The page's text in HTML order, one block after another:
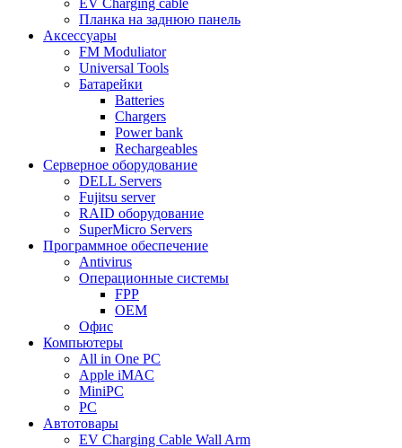
EV Charging cable
Планка на заднюю панель
Аксессуары
FM Moduliator
Universal Tools
Батарейки
Batteries
Chargers
Power bank
Rechargeables
Серверное оборудование
DELL Servers
Fujitsu server
RAID оборудование
SuperMicro Servers
Программное обеспечение
Antivirus
Операционные системы
FPP
OEM
Офис
Компьютеры
All in One PC
Apple iMAC
MiniPC
PC
Автотовары
EV Charging Cable Wall Arm